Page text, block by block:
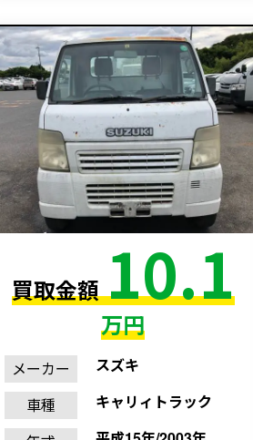
買取金額10.1
万円
メーカー
スズキ
車種
キャリィトラック